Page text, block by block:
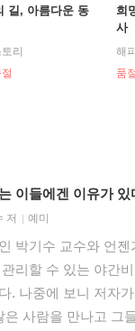
길, 아름다운 동
리
희
사
해
품절
이들에겐 이유가 있
저 예미
박기수 교수와 언
관리할 수 있는 야간
. 나중에 보니 저자
은 사람을 만나고 그